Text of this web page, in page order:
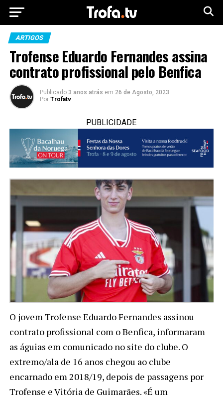
ARTIGOS
Trofense Eduardo Fernandes assina
contrato profissional pelo Benfica
Publicado 3 anos atrás em 26 de Agosto, 2023
Por Trofatv
PUBLICIDADE
O jovem Trofense Eduardo Fernandes assinou
contrato profissional com o Benfica, informaram
as águias em comunicado no site do clube. O
extremo/ala de 16 anos chegou ao clube
encarnado em 2018/19, depois de passagens por
Trofense e Vitória de Guimarães. «É um